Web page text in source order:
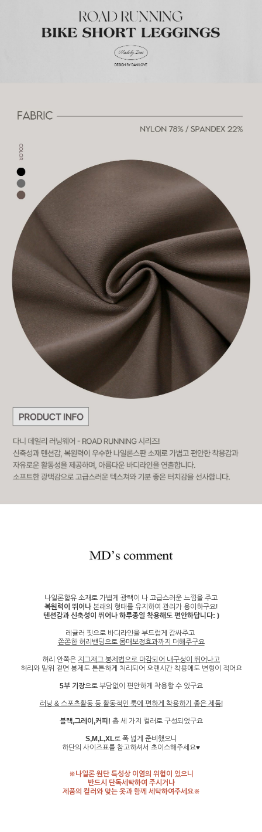
나일론함유 소재로 가볍게 광택이 나 고급스러운 느낌을 주고
복원력이 뛰어나 본래의 형태를 유지하여 관리가 용이하구요!
텐션감과 신축성이 뛰어나 하루종일 착용해도 편안하답니다: )
레귤러 핏으로 바디라인을 부드럽게 감싸주고
쫀쫀한 허리밴딩으로 몸매보정효과까지 더해주구요
허리 안쪽은 지그재그 봉제법으로 마감되어 내구성이 뛰어나고
허리와 밑위 겉면 봉제도 튼튼하게 처리되어 오랜시간 착용에도 변형이 적어요
5부 기장으로 부담없이 편안하게 착용할 수 있구요
러닝 & 스포츠활동 등 활동적인 룩에 편하게 착용하기 좋은 제품!
블랙,그레이,커피! 총 세 가지 컬러로 구성되었구요
S,M,L,XL로 폭 넓게 준비했으니
하단의 사이즈표를 참고하셔서 초이스해주세요♥
※나일론 원단 특성상 이염의 위험이 있으니
반드시 단독세탁하여 주시거나
제품의 컬러와 맞는 옷과 함께 세탁하여주세요※